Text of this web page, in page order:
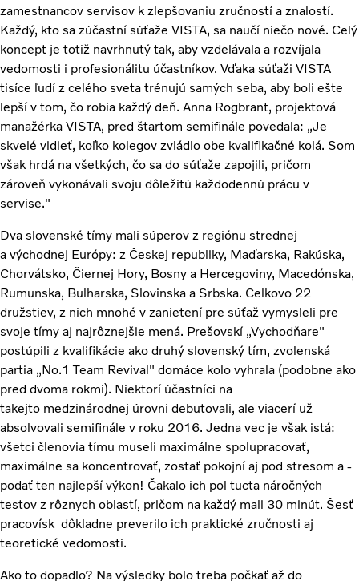
zamestnancov servisov k zlepšovaniu zručností a znalostí.
Každý, kto sa zúčastní súťaže VISTA, sa naučí niečo nové. Celý
koncept je totiž navrhnutý tak, aby vzdelávala a rozvíjala
vedomosti i profesionálitu účastníkov. Vďaka súťaži VISTA
tisíce ľudí z celého sveta trénujú samých seba, aby boli ešte
lepší v tom, čo robia každý deň. Anna Rogbrant, projektová
manažérka VISTA, pred štartom semifinále povedala: „Je
skvelé vidieť, koľko kolegov zvládlo obe kvalifikačné kolá. Som
však hrdá na všetkých, čo sa do súťaže zapojili, pričom
zároveň vykonávali svoju dôležitú každodennú prácu v
servise."
Dva slovenské tímy mali súperov z regiónu strednej
a východnej Európy: z Českej republiky, Maďarska, Rakúska,
Chorvátsko, Čiernej Hory, Bosny a Hercegoviny, Macedónska,
Rumunska, Bulharska, Slovinska a Srbska. Celkovo 22
družstiev, z nich mnohé v zanietení pre súťaž vymysleli pre
svoje tímy aj najrôznejšie mená. Prešovskí „Vychodňare"
postúpili z kvalifikácie ako druhý slovenský tím, zvolenská
partia „No.1 Team Revival" domáce kolo vyhrala (podobne ako
pred dvoma rokmi). Niektorí účastníci na
takejto medzinárodnej úrovni debutovali, ale viacerí už
absolvovali semifinále v roku 2016. Jedna vec je však istá:
všetci členovia tímu museli maximálne spolupracovať,
maximálne sa koncentrovať, zostať pokojní aj pod stresom a -
podať ten najlepší výkon! Čakalo ich pol tucta náročných
testov z rôznych oblastí, pričom na každý mali 30 minút. Šesť
pracovísk dôkladne preverilo ich praktické zručnosti aj
teoretické vedomosti.
Ako to dopadlo? Na výsledky bolo treba počkať až do